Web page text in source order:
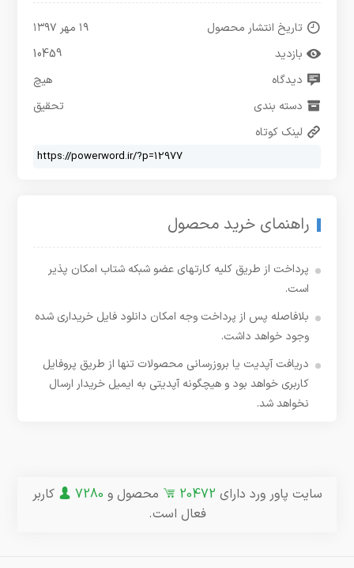
تاریخ انتشار محصول
۱۹ مهر ۱۳۹۷
بازدید
10459
دیدگاه
هیچ
دسته بندی
تحقیق
لینک کوتاه
راهنمای خرید محصول
پرداخت از طریق کلیه کارتهای عضو شبکه شتاب امکان پذیر
است.
بلافاصله پس از پرداخت وجه امکان دانلود فایل خریداری شده
وجود خواهد داشت.
دریافت آپدیت یا بروزرسانی محصولات تنها از طریق پروفایل
کاربری خواهد بود و هیچگونه آپدیتی به ایمیل خریدار ارسال
نخواهد شد.
سایت پاور ورد دارای 20472 محصول و 7280
کاربر
فعال است.